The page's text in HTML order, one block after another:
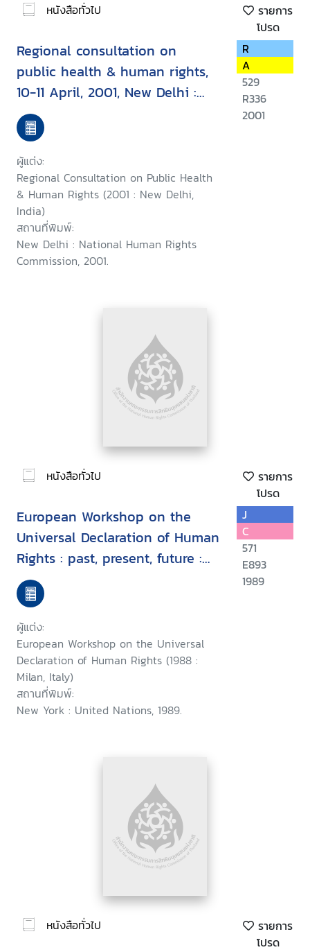
หนังสือทั่วไป
รายการ
โปรด
Regional consultation on
public health & human rights,
10-11 April, 2001, New Delhi :
report & recommendation
ผู้แต่ง:
Regional Consultation on Public Health
& Human Rights (2001 : New Delhi,
India)
สถานที่พิมพ์:
New Delhi : National Human Rights
Commission, 2001.
R
A
529
R336
2001
หนังสือทั่วไป
รายการ
โปรด
European Workshop on the
Universal Declaration of Human
Rights : past, present, future :
proceedings, Milan, Italy, 7-9
September 1988
ผู้แต่ง:
European Workshop on the Universal
Declaration of Human Rights (1988 :
Milan, Italy)
สถานที่พิมพ์:
New York : United Nations, 1989.
J
C
571
E893
1989
หนังสือทั่วไป
รายการ
โปรด